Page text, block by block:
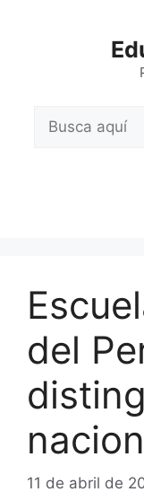
del
11 de abril de